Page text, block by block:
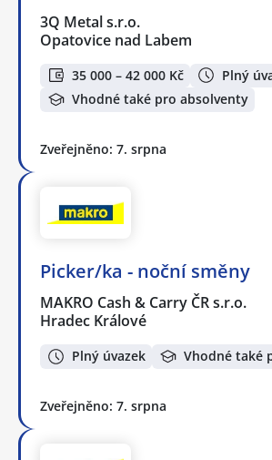
3Q Metal s.r.o.
Opatovice nad Labem
35 000 – 42 000 Kč
Plný
Vhodné také pro absolventy
Zveřejněno: 7. srpna
Picker/ka - noční směny
MAKRO Cash & Carry ČR s.r.o.
Hradec Králové
Plný úvazek Vhodné také
Zveřejněno: 7. srpna